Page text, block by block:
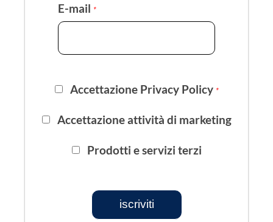
E-mail *
Accettazione Privacy Policy *
Accettazione attività di marketing
Prodotti e servizi terzi
iscriviti